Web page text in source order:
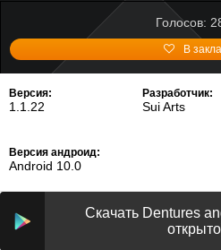
Голосов:
В
Версия:
1.1.22
Разработчик:
Sui Arts
Версия андроид:
Android 10.0
Скачать Dentures